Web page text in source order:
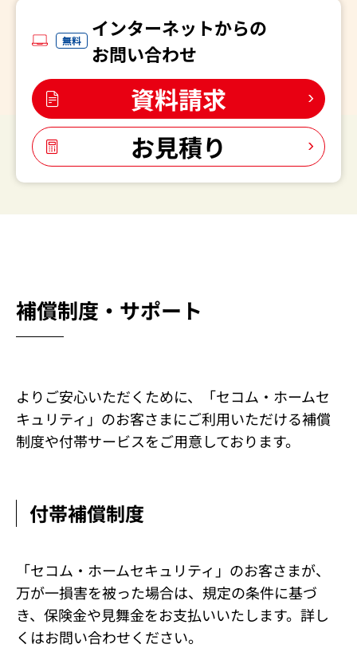
無料
インターネットからの
お問い合わせ
資料請求
お見積り
補償制度・サポート
よりご安心いただくために、「セコム・ホームセ
キュリティ」のお客さまにご利用いただける補償
制度や付帯サービスをご用意しております。
付帯補償制度
「セコム・ホームセキュリティ」のお客さまが、
万が一損害を被った場合は、規定の条件に基づ
き、保険金や見舞金をお支払いいたします。詳し
くはお問い合わせください。